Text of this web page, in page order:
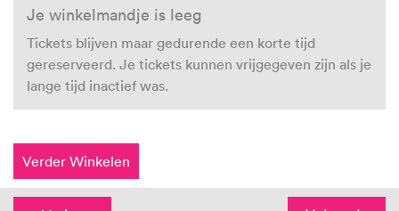
Je winkelmandje is leeg
Tickets blijven maar gedurende een korte tijd
gereserveerd. Je tickets kunnen vrijgegeven zijn als je
lange tijd inactief was.
Verder Winkelen